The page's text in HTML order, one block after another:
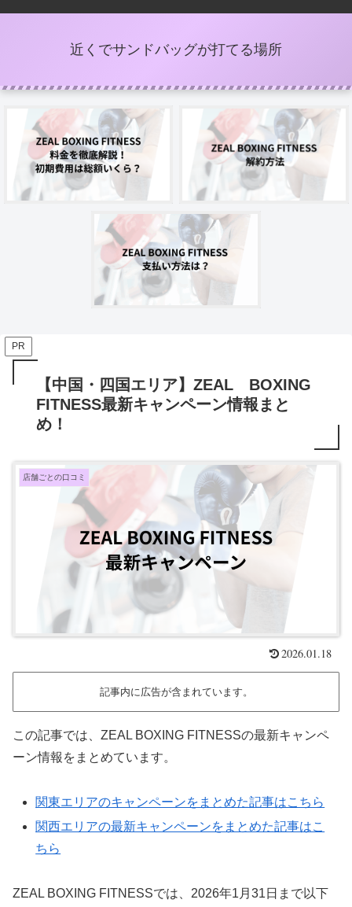
近くでサンドバッグが打てる場所
PR
【中国・四国エリア】ZEAL BOXING
FITNESS最新キャンペーン情報まと
め！
店舗ごとの口コミ
2026.01.18
記事内に広告が含まれています。
この記事では、ZEAL BOXING FITNESSの最新キャンペ
ーン情報をまとめています。
関東エリアのキャンペーンをまとめた記事はこちら
関西エリアの最新キャンペーンをまとめた記事はこ
ちら
ZEAL BOXING FITNESSでは、2026年1月31日まで以下